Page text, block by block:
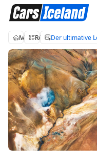
Mietwagen Island
Reiseblog über Island